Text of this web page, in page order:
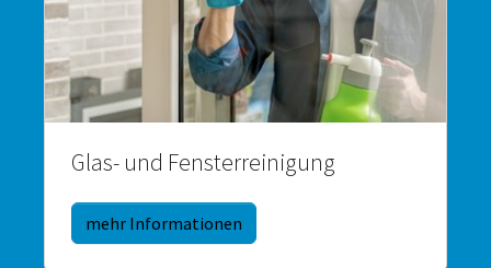
Glas- und Fensterreinigung
mehr Informationen